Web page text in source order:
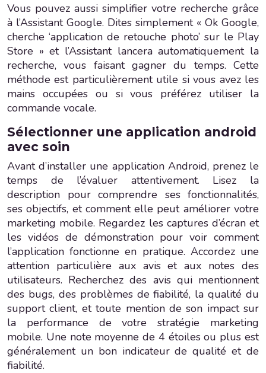
Vous pouvez aussi simplifier votre recherche grâce
à l’Assistant Google. Dites simplement « Ok Google,
cherche ‘application de retouche photo’ sur le Play
Store » et l’Assistant lancera automatiquement la
recherche, vous faisant gagner du temps. Cette
méthode est particulièrement utile si vous avez les
mains occupées ou si vous préférez utiliser la
commande vocale.
Sélectionner une application android
avec soin
Avant d’installer une application Android, prenez le
temps de l’évaluer attentivement. Lisez la
description pour comprendre ses fonctionnalités,
ses objectifs, et comment elle peut améliorer votre
marketing mobile. Regardez les captures d’écran et
les vidéos de démonstration pour voir comment
l’application fonctionne en pratique. Accordez une
attention particulière aux avis et aux notes des
utilisateurs. Recherchez des avis qui mentionnent
des bugs, des problèmes de fiabilité, la qualité du
support client, et toute mention de son impact sur
la performance de votre stratégie marketing
mobile. Une note moyenne de 4 étoiles ou plus est
généralement un bon indicateur de qualité et de
fiabilité.